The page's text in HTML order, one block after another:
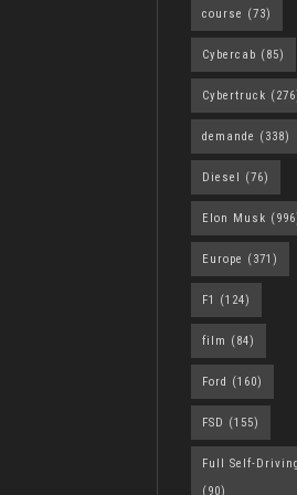
course (73)
Cybercab (85)
Cybertruck
demande (338)
Diesel (76)
Elon Musk
Europe (371)
F1 (124)
film (84)
Ford (160)
FSD (155)
Full Self-Driving
(90)